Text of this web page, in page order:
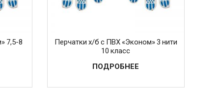
7,5-8
Перчатки х/б с ПВХ «Эконом» 3 нити
10 класс
ПОДРОБНЕЕ